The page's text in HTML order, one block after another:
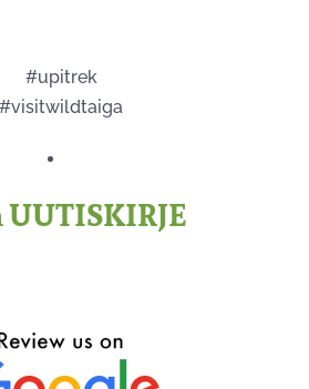
#upitrek
#visitwildtaiga